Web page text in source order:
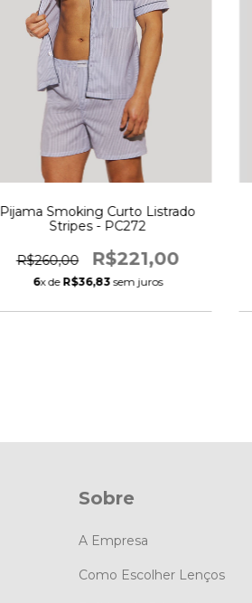
Pijama Smoking Curto Listrado
Stripes - PC272
R$260,00 R$221,00
6x de R$36,83 sem juros
Sobre
A Empresa
Como Escolher Lenços